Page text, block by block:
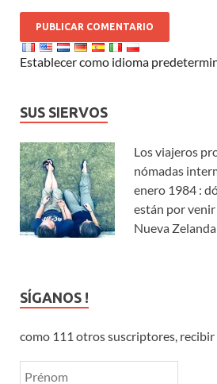
Establecer como idioma
SUS SIERVOS
Los viajeros
nómadas
enero 1984 :
están por
Nueva
SÍGANOS !
como 111 otros suscriptores,